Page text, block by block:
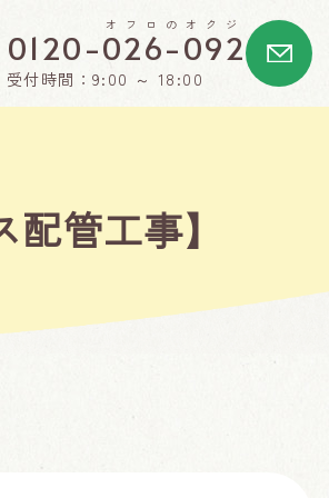
オフロのオクジ
0120-026-092
受付時間：9:00 ～ 18:00
管工事】